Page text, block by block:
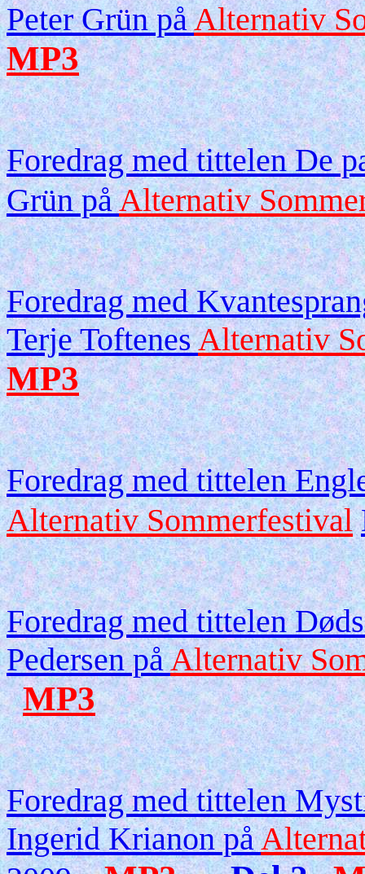
Peter Grün påAlternativ
MP3
Foredrag med tittelen De
Grün påAlternativ
Foredrag med
Terje ToftenesAlternativ
MP3
Foredrag med tittelen
Alternativ Sommerfestival
Foredrag med tittelen
Pedersen påAlternativ
MP3
Foredrag med tittelen
Ingerid Krianon på